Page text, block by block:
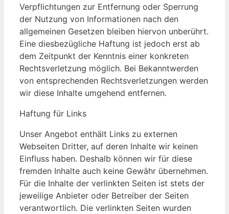
Verpflichtungen zur Entfernung oder Sperrung
der Nutzung von Informationen nach den
allgemeinen Gesetzen bleiben hiervon unberührt.
Eine diesbezügliche Haftung ist jedoch erst ab
dem Zeitpunkt der Kenntnis einer konkreten
Rechtsverletzung möglich. Bei Bekanntwerden
von entsprechenden Rechtsverletzungen werden
wir diese Inhalte umgehend entfernen.
Haftung für Links
Unser Angebot enthält Links zu externen
Webseiten Dritter, auf deren Inhalte wir keinen
Einfluss haben. Deshalb können wir für diese
fremden Inhalte auch keine Gewähr übernehmen.
Für die Inhalte der verlinkten Seiten ist stets der
jeweilige Anbieter oder Betreiber der Seiten
verantwortlich. Die verlinkten Seiten wurden